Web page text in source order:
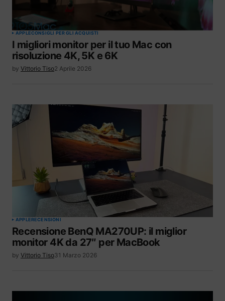
APPLECONSIGLI PER GLI ACQUISTI
I migliori monitor per il tuo Mac con
risoluzione 4K, 5K e 6K
by Vittorio Tiso2 Aprile 2026
APPLERECENSIONI
Recensione BenQ MA270UP: il miglior
monitor 4K da 27″ per MacBook
by Vittorio Tiso31 Marzo 2026